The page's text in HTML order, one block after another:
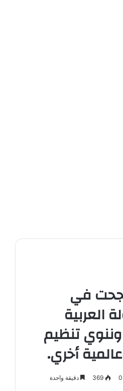
في
العربية
تنظيم
أخري.
0
369 دقيقة واحدة